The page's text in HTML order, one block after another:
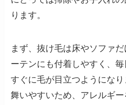
ります。
まず、抜け毛は床やソファ
ーテンにも付着しやすく、
すぐに毛が目立つようにな
舞いやすいため、アレルギ